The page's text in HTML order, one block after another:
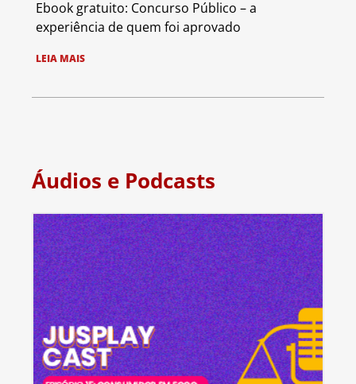
Ebook gratuito: Concurso Público – a
experiência de quem foi aprovado
LEIA MAIS
Áudios e Podcasts